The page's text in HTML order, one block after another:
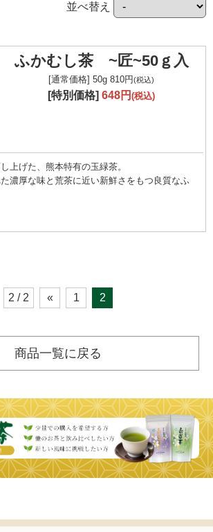
並べ替え
ふかむし茶 ~匠~50ｇ入
[通常価格] 50g 810円(税込)
[特別価格] 648円 (税込)
上げた、熊本特有の玉緑茶。
濃厚な味と荒茶に近い新鮮さをもつ良質なふ
2 / 2 « 1 2
商品一覧に戻る